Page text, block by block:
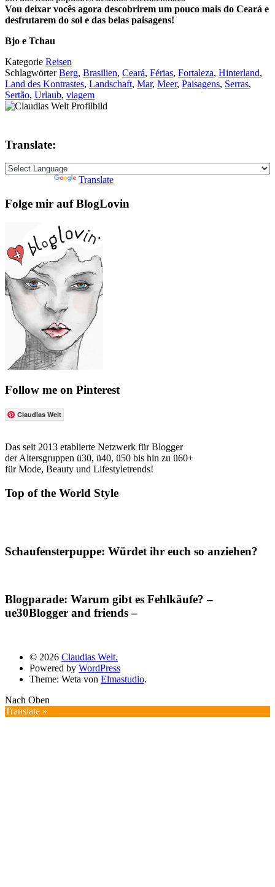
Vou deixar vocês agora descobrirem um pouco mais do Ceará e
desfrutarem do sol e das belas paisagens!
Bjo e Tchau
Kategorie Reisen
SchlagwörterBerg, Brasilien, Ceará, Férias, Fortaleza, Hinterland,
Land des Kontrastes, Landschaft, Mar, Meer, Paisagens, Serras,
Sertão, Urlaub, viagem
Translate:
Translate
Folge mir auf BlogLovin
Follow me on Pinterest
Claudias Welt
Das seit 2013 etablierte Netzwerk für Blogger
der Altersgruppen ü30, ü40, ü50 bis hin zu ü60+
für Mode, Beauty und Lifestyletrends!
Top of the World Style
Schaufensterpuppe: Würdet ihr euch so anziehen?
Blogparade: Warum gibt es Fehlkäufe? –
ue30Blogger and friends –
© 2026 Claudias Welt.
Powered by WordPress
Theme: Weta von Elmastudio.
Nach Oben
Translate »